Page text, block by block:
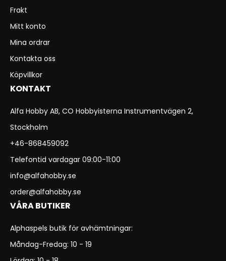
Frakt
Mitt konto
Mina ordrar
Kontakta oss
Köpvillkor
KONTAKT
Alfa Hobby AB, CO Hobbyisterna Instrumentvägen 2,
Stockholm
+46-868459092
Telefontid vardagar 09:00-11:00
info@alfahobby.se
order@alfahobby.se
VÅRA BUTIKER
Alphaspels butik för avhämtningar:
Måndag-Fredag: 10 - 19